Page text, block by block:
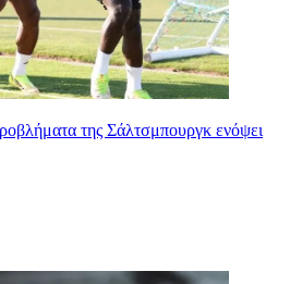
της Σάλτσμπουργκ ενόψει